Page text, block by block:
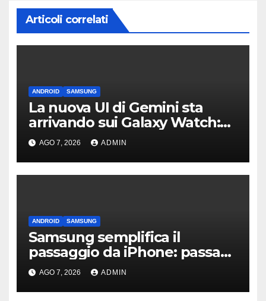
Articoli correlati
ANDROID SAMSUNG
La nuova UI di Gemini sta
arrivando sui Galaxy Watch:
primi avvistamenti
AGO 7, 2026 ADMIN
ANDROID SAMSUNG
Samsung semplifica il
passaggio da iPhone: passa
WhatsApp e c’è l’assistenza
AGO 7, 2026 ADMIN